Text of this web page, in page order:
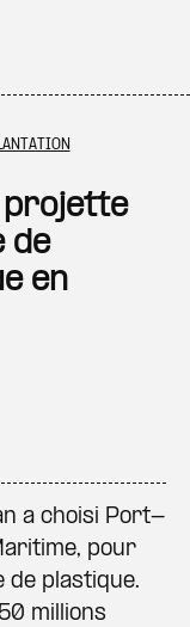
projette
de
en
a choisi Port-
pour
de plastique.
millions